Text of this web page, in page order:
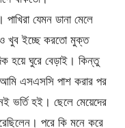
পাখিরা যেমন ডানা মেলে
খুব ইচ্ছে করতো মুক্ত
হয়ে ঘুরে বেড়াই। কিন্তু
আমি এসএসসি পাশ করার পর
ভর্তি হই। ছেলে মেয়েদের
পরে কি মনে করে